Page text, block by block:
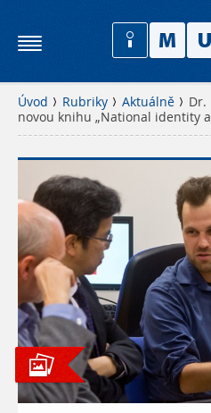
Úvod Rubriky Aktuálně
Dr.
novou knihu „National identity